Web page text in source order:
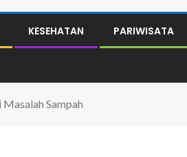
KESEHATAN PARIWISATA
Sampah